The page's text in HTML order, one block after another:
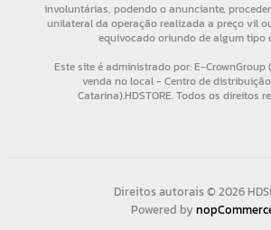
Direitos autorais © 2026
Powered by